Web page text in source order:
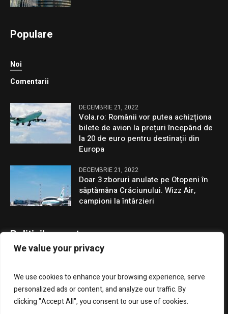
We value your privacy
We use cookies to enhance your browsing experience, serve
personalized ads or content, and analyze our traffic. By
clicking "Accept All", you consent to our use of cookies.
Populare
Noi
Comentarii
DECEMBRIE 21, 2022
Vola.ro: Românii vor putea achizționa
bilete de avion la prețuri începând de
la 20 de euro pentru destinații din
Europa
DECEMBRIE 21, 2022
Doar 3 zboruri anulate pe Otopeni în
săptămâna Crăciunului. Wizz Air,
campioni la întârzieri
Politicile noastre
GDPR